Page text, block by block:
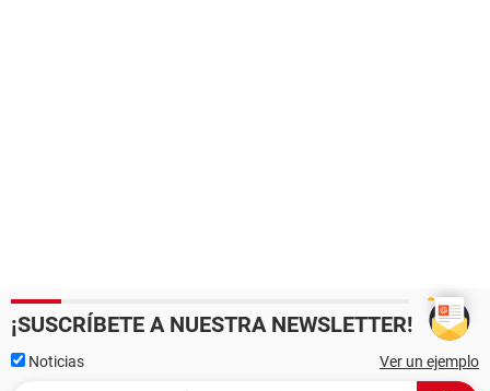
¡SUSCRÍBETE A NUESTRA NEWSLETTER!
Noticias Ver un ejemplo